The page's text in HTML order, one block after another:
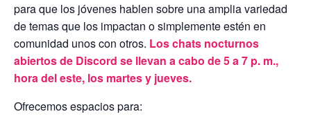
para que los jóvenes hablen sobre una amplia variedad
de temas que los impactan o simplemente estén en
comunidad unos con otros. Los chats nocturnos
abiertos de Discord se llevan a cabo de 5 a 7 p. m.,
hora del este, los martes y jueves.
Ofrecemos espacios para: